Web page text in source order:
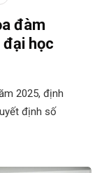
đàm
học
2025, định
định số